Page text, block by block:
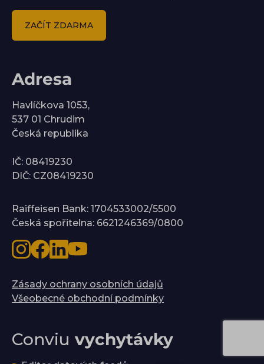
ZAČÍT ZDARMA
Adresa
Havlíčkova 1053,
537 01 Chrudim
Česká republika
IČ: 08419230
DIČ: CZ08419230
Raiffeisen Bank: 1704533002/5500
Česká spořitelna: 6621246369/0800
Zásady ochrany osobních údajů
Všeobecné obchodní podmínky
Conviu vychytávky